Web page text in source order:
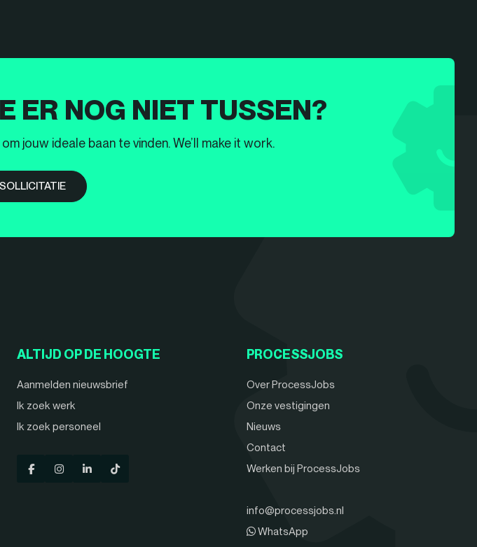
ER NOG NIET TUSSEN?
jouw ideale baan te vinden. We’ll make it work.
ALTIJD OP DE HOOGTE
Aanmelden nieuwsbrief
Ik zoek werk
Ik zoek personeel
PROCESSJOBS
Over ProcessJobs
Onze vestigingen
Nieuws
Contact
Werken bij ProcessJobs
info@processjobs.nl
WhatsApp